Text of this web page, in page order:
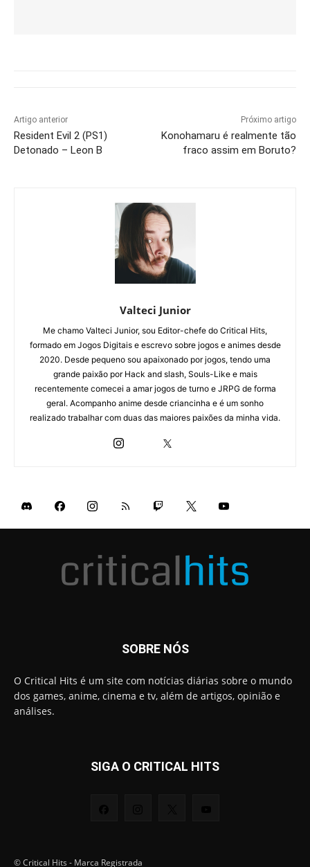
Artigo anterior
Resident Evil 2 (PS1)
Detonado – Leon B
Próximo artigo
Konohamaru é realmente tão
fraco assim em Boruto?
Valteci Junior
Me chamo Valteci Junior, sou Editor-chefe do Critical Hits,
formado em Jogos Digitais e escrevo sobre jogos e animes desde
2020. Desde pequeno sou apaixonado por jogos, tendo uma
grande paixão por Hack and slash, Souls-Like e mais
recentemente comecei a amar jogos de turno e JRPG de forma
geral. Acompanho anime desde criancinha e é um sonho
realizado trabalhar com duas das maiores paixões da minha vida.
SOBRE NÓS
O Critical Hits é um site com notícias diárias sobre o mundo
dos games, anime, cinema e tv, além de artigos, opinião e
análises.
SIGA O CRITICAL HITS
© Critical Hits - Marca Registrada